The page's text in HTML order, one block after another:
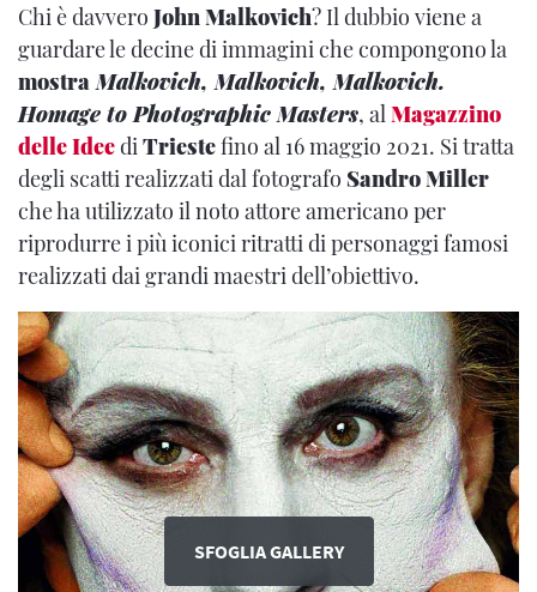
Chi è davvero John Malkovich? Il dubbio viene a
guardare le decine di immagini che compongono la
mostra Malkovich, Malkovich, Malkovich.
Homage to Photographic Masters, al Magazzino
delle Ideedi Triestefino al 16 maggio 2021. Si tratta
degli scatti realizzati dal fotografo Sandro Miller
che ha utilizzato il noto attore americano per
riprodurre i più iconici ritratti di personaggi famosi
realizzati dai grandi maestri dell’obiettivo.
SFOGLIA GALLERY